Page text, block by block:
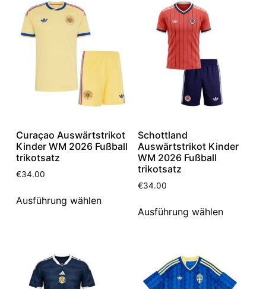
Curaçao Auswärtstrikot
Kinder WM 2026 Fußball
trikotsatz
€34.00
Ausführung wählen
Schottland
Auswärtstrikot Kinder
WM 2026 Fußball
trikotsatz
€34.00
Ausführung wählen